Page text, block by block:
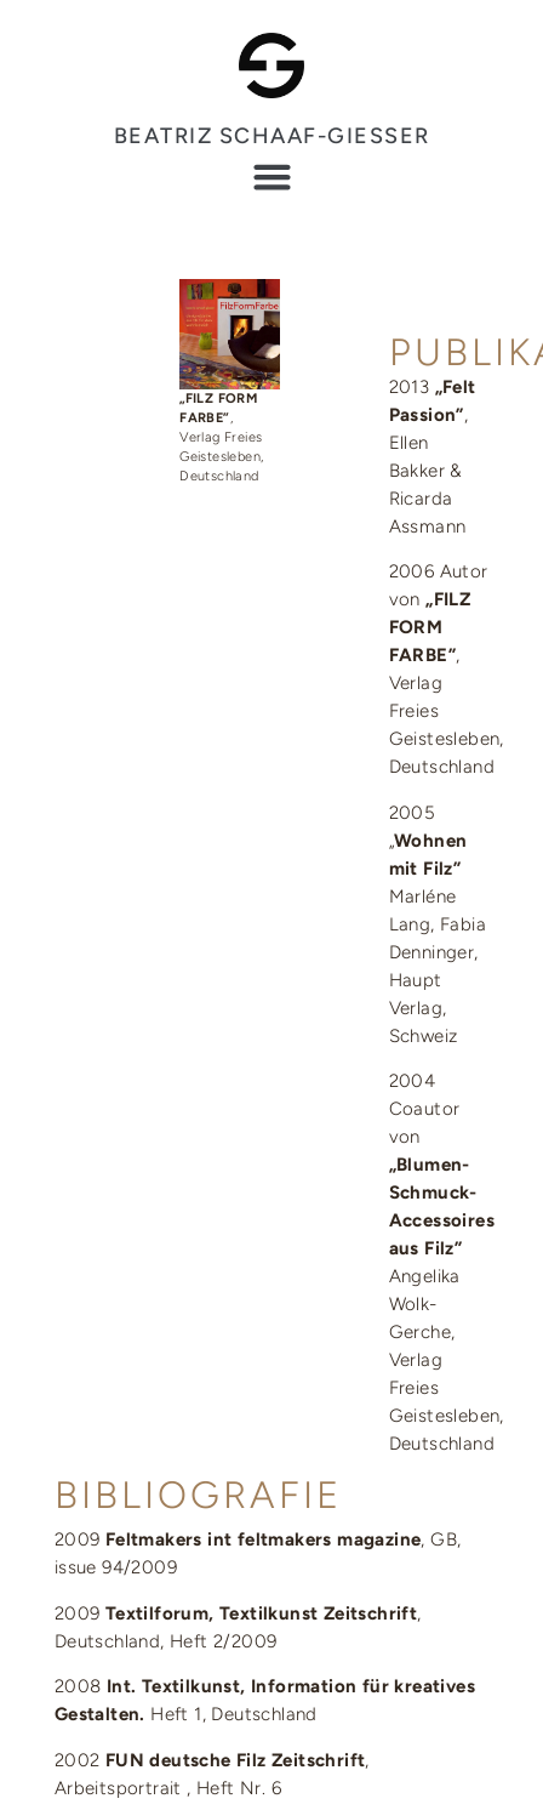
BEATRIZ SCHAAF-GIESSER
„FILZ FORM
FARBE”,
Verlag Freies
Geistesleben,
Deutschland
2013 „Felt
Passion”,
Ellen
Bakker &
Ricarda
Assmann
2006 Autor
von„FILZ
FORM
FARBE”,
Verlag
Freies
Geistesleben,
Deutschland
2005
„Wohnen
mit Filz”
Marléne
Lang, Fabia
Denninger,
Haupt
Verlag,
Schweiz
2004
Coautor
von
„Blumen-
Schmuck-
Accessoires
aus Filz”
Angelika
Wolk-
Gerche,
Verlag
Freies
Geistesleben,
Deutschland
BIBLIOGRAFIE
2009 Feltmakers int feltmakers magazine, GB,
issue 94/2009
2009 Textilforum, Textilkunst Zeitschrift,
Deutschland, Heft 2/2009
2008 Int. Textilkunst, Information für kreatives
Gestalten. Heft 1, Deutschland
2002 FUN deutsche Filz Zeitschrift,
Arbeitsportrait , Heft Nr. 6